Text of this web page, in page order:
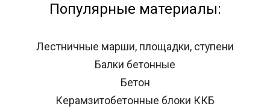
Популярные материалы:
Лестничные марши, площадки, ступени
Балки бетонные
Бетон
Керамзитобетонные блоки ККБ